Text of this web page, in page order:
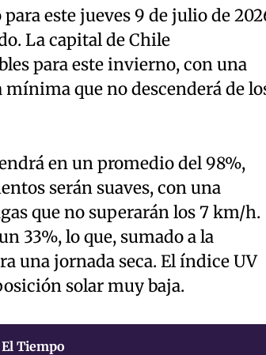
este jueves 9 de julio de
La capital de Chile
para este invierno, con una
mínima que no descenderá de
en un promedio del 98%,
serán suaves, con una
que no superarán los 7 km/h.
33%, lo que, sumado a la
una jornada seca. El índice UV
solar muy baja.
Tiempo